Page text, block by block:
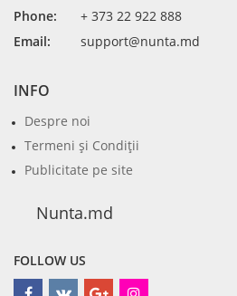
Phone:
+ 373 22 922 888
Email:
support@nunta.md
INFO
Despre noi
Termeni şi Condiţii
Publicitate pe site
Nunta.md
FOLLOW US